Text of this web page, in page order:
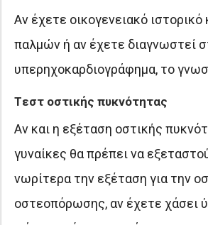
Αν έχετε οικογενειακό
παλμών ή αν έχετε διαγνωστεί
υπερηχοκαρδιογράφημα, το
Tεστ οστικής πυκνότητας
Αν και η εξέταση οστικής
γυναίκες θα πρέπει να
νωρίτερα την εξέταση για την
οστεοπόρωσης, αν έχετε χάσει